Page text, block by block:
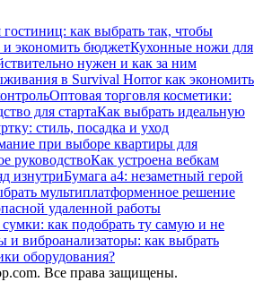
гостиниц: как выбрать так, чтобы
и экономить бюджетКухонные ножи для
нужен и как за ним
в Survival Horror как экономить
Оптовая торговля косметики:
для стартаКак выбрать идеальную
стиль, посадка и уход
при выборе квартиры для
руководствоКак устроена вебкам
изнутриБумага а4: незаметный герой
мультиплатформенное решение
удаленной работы
как подобрать ту самую и не
и виброанализаторы: как выбрать
оборудования?
Все права защищены.